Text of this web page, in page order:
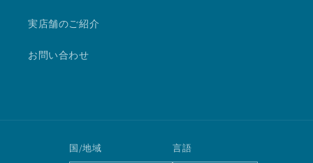
実店舗のご紹介
お問い合わせ
国/地域 言語